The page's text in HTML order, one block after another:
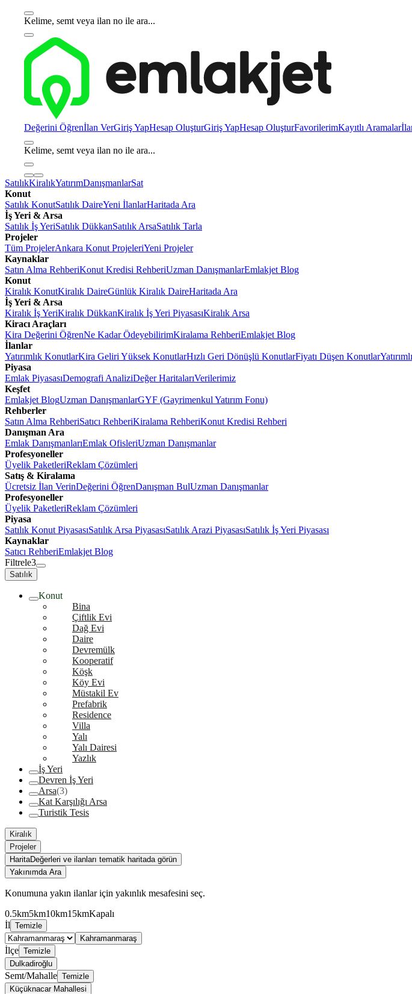
Kelime, semt veya ilan no ile ara...
Değerini Öğrenİlan VerGiriş YapHesap OluşturGiriş YapHesap OluşturFavorilerimKayıtlı Aramalar
Kelime, semt veya ilan no ile ara...
SatılıkKiralıkYatırımDanışmanlarSat
Konut
Satılık KonutSatılık DaireYeni İlanlarHaritada Ara
İş Yeri & Arsa
Satılık İş YeriSatılık DükkanSatılık ArsaSatılık Tarla
Projeler
Tüm ProjelerAnkara Konut ProjeleriYeni Projeler
Kaynaklar
Satın Alma RehberiKonut Kredisi RehberiUzman DanışmanlarEmlakjet Blog
Konut
Kiralık KonutKiralık DaireGünlük Kiralık DaireHaritada Ara
İş Yeri & Arsa
Kiralık İş YeriKiralık DükkanKiralık İş Yeri PiyasasıKiralık Arsa
Kiracı Araçları
Kira Değerini ÖğrenNe Kadar ÖdeyebilirimKiralama RehberiEmlakjet Blog
İlanlar
Yatırımlık KonutlarKira Geliri Yüksek KonutlarHızlı Geri Dönüşlü KonutlarFiyatı Düşen Konutlar
Piyasa
Emlak PiyasasıDemografi AnaliziDeğer HaritalarıVerilerimiz
Keşfet
Emlakjet BlogUzman DanışmanlarGYF (Gayrimenkul Yatırım Fonu)
Rehberler
Satın Alma RehberiSatıcı RehberiKiralama RehberiKonut Kredisi Rehberi
Danışman Ara
Emlak DanışmanlarıEmlak OfisleriUzman Danışmanlar
Profesyoneller
Üyelik PaketleriReklam Çözümleri
Satış & Kiralama
Ücretsiz İlan VerinDeğerini ÖğrenDanışman BulUzman Danışmanlar
Profesyoneller
Üyelik PaketleriReklam Çözümleri
Piyasa
Satılık Konut PiyasasıSatılık Arsa PiyasasıSatılık Arazi PiyasasıSatılık İş Yeri Piyasası
Kaynaklar
Satıcı RehberiEmlakjet Blog
Filtrele3
Satılık
Konut
Bina
Çiftlik Evi
Dağ Evi
Daire
Devremülk
Kooperatif
Köşk
Köy Evi
Müstakil Ev
Prefabrik
Residence
Villa
Yalı
Yalı Dairesi
Yazlık
İş Yeri
Devren İş Yeri
Arsa(3)
Kat Karşılığı Arsa
Turistik Tesis
Kiralık
Projeler
HaritaDeğerleri ve ilanları tematik haritada görün
Yakınımda Ara
Konumuna yakın ilanlar için yakınlık mesafesini seç.
0.5km5km10km15kmKapalı
İl Temizle
Kahramanmaraş
İlçe Temizle
Dulkadiroğlu
Semt/Mahalle Temizle
Küçüknacar Mahallesi